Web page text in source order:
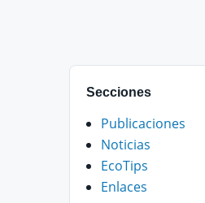
Secciones
Publicaciones
Noticias
EcoTips
Enlaces